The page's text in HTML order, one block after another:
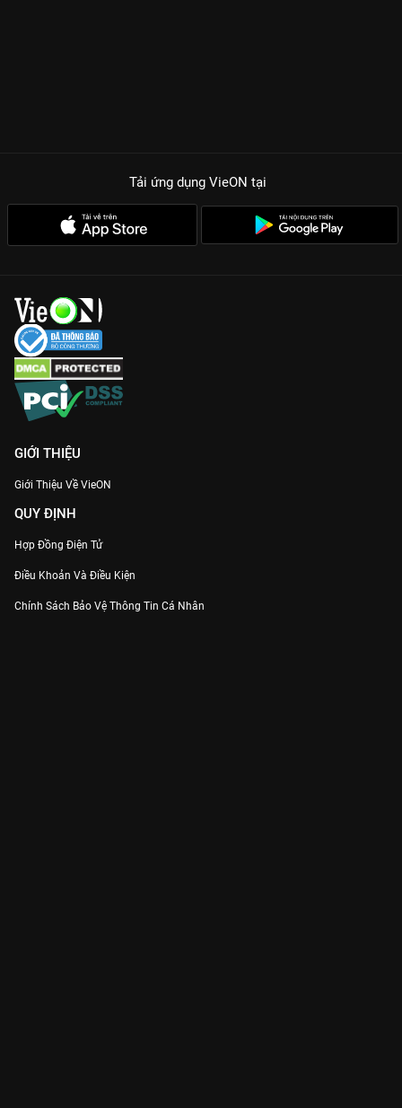
Tải ứng dụng VieON tại
GIỚI THIỆU
Giới Thiệu Về VieON
QUY ĐỊNH
Hợp Đồng Điện Tử
Điều Khoản Và Điều Kiện
Chính Sách Bảo Vệ Thông Tin Cá Nhân